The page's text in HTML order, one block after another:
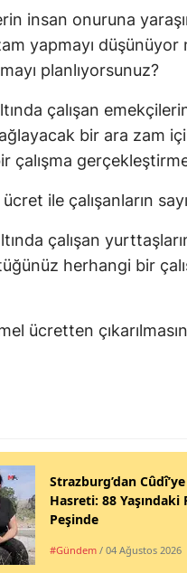
insan onuruna
yapmayı düşünüyor
planlıyorsunuz?
çalışan
bir ara zam
çalışma
ile çalışanların
çalışan
herhangi bir
ücretten
Strazburg’dan
Hasreti: 88 Yaşındaki
Peşinde
#Gündem / 04 Ağustos 2026